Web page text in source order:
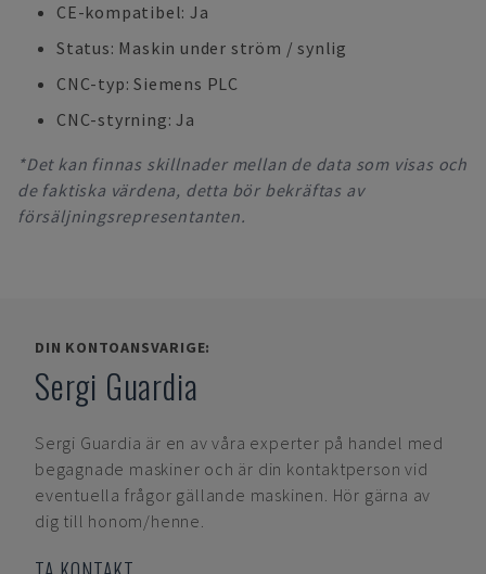
CE-kompatibel: Ja
Status: Maskin under ström / synlig
CNC-typ: Siemens PLC
CNC-styrning: Ja
*Det kan finnas skillnader mellan de data som visas och
de faktiska värdena, detta bör bekräftas av
försäljningsrepresentanten.
DIN KONTOANSVARIGE:
Sergi Guardia
Sergi Guardia är en av våra experter på handel med
begagnade maskiner och är din kontaktperson vid
eventuella frågor gällande maskinen. Hör gärna av
dig till honom/henne.